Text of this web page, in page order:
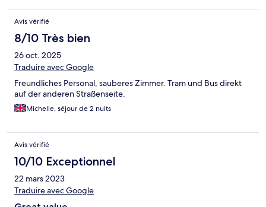
Avis vérifié
8/10 Très bien
26 oct. 2025
Traduire avec Google
Freundliches Personal, sauberes Zimmer. Tram und Bus direkt
auf der anderen Straßenseite.
Michelle, séjour de 2 nuits
Avis vérifié
10/10 Exceptionnel
22 mars 2023
Traduire avec Google